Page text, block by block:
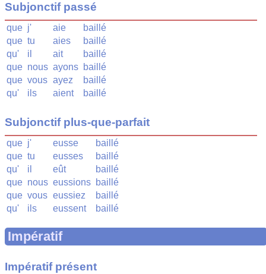
Subjonctif passé
que j' aie
baillé
que tu aies
baillé
qu'
il ait
baillé
que nous ayons baillé
que vous ayez
baillé
qu'
ils aient baillé
Subjonctif plus-que-parfait
que j' eusse
baillé
que tu eusses
baillé
qu'
il eût
baillé
que nous eussions baillé
que vous eussiez
baillé
qu'
ils eussent baillé
Impératif
Impératif présent